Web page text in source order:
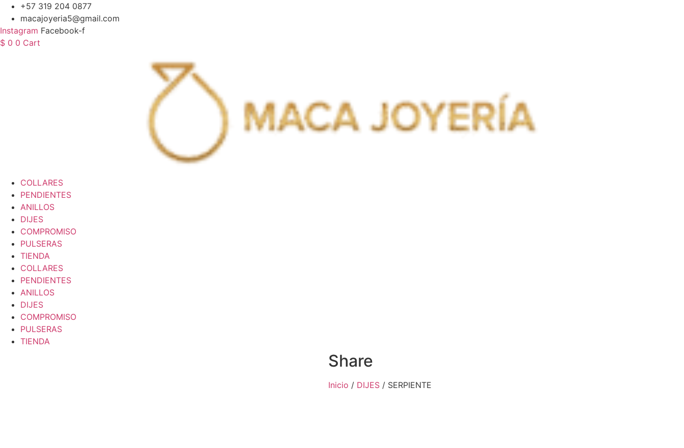
Saltar
contenido
+57 319 204 0877
macajoyeria5@gmail.com
Instagram Facebook-f
$ 0 0 Cart
COLLARES
PENDIENTES
ANILLOS
DIJES
COMPROMISO
PULSERAS
TIENDA
COLLARES
PENDIENTES
ANILLOS
DIJES
COMPROMISO
PULSERAS
TIENDA
Share
Inicio / DIJES / SERPIENTE